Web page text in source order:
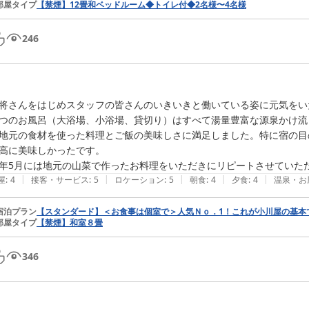
屋タイプ【禁煙】12畳和ベッドルーム◆トイレ付◆2名様〜4名様
246
さんをはじめスタッフの皆さんのいきいきと働いている姿に元気を
のお風呂（大浴場、小浴場、貸切り）はすべて湯量豊富な源泉かけ
元の食材を使った料理とご飯の美味しさに満足しました。特に宿の
に美味しかったです。
5月には地元の山菜で作ったお料理をいただきにリピートさせていた
: 4 | 接客・サービス: 5 | ロケーション: 5 | 朝食: 4 | 夕食: 4 | 温泉・お
泊プラン 【スタンダード】＜お食事は個室で＞人気Ｎｏ．1！これが小川屋の基
屋タイプ【禁煙】和室８畳
346